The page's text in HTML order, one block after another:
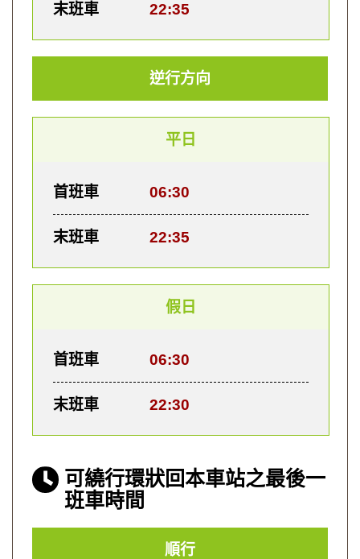
末班車 22:35
逆行方向
平日
首班車 06:30
末班車 22:35
假日
首班車 06:30
末班車 22:30
可繞行環狀回本車站之最後一
班車時間
順行